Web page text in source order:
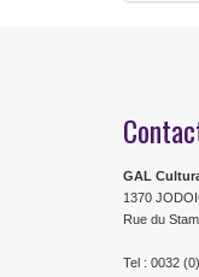
GAL
1370
Rue du
Tel : 0032